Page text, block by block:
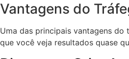
Vantagens do
Uma das principais vantagens do
que você veja resultados quase